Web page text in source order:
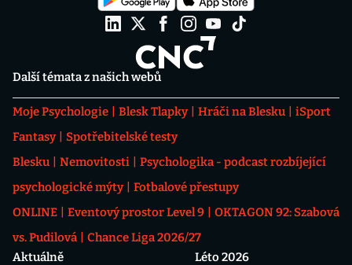
Další témata z našich webů
Moje Psychologie Blesk Tlapky Hráči na Blesku
iSport
Fantasy
Spotřebitelské testy
Blesku
Nemovitosti
Psychologika - podcast rozbíjející
psychologické mýty
Fotbalové přestupy
ONLINE
Eventový prostor Level 9
OKTAGON 92: Szabová
vs. Pudilová
Chance Liga 2026/27
Aktuálně
Léto 2026